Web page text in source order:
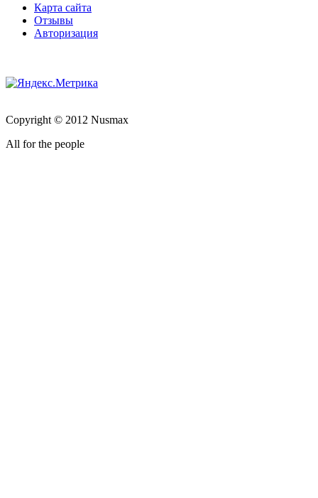
Карта сайта
Отзывы
Авторизация
Copyright © 2012 Nusmax
All for the people